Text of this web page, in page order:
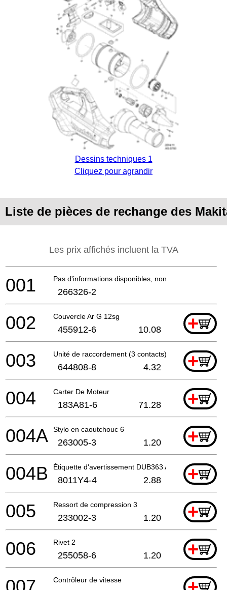
Dessins techniques 1
Cliquez pour agrandir
Liste de pièces de rechange des
Les prix affichés incluent la TVA
Pas d'informations disponibles, non commandable
001 266326-2
Couvercle Ar G 12sg +
002 455912-6 10.08
Unité de raccordement (3 contacts) +
003 644808-8 4.32
Carter De Moteur +
004 183A81-6 71.28
Stylo en caoutchouc 6 +
004A 263005-3 1.20
Étiquette d'avertissement DUB363 A +
004B 8011Y4-4 2.88
Ressort de compression 3 +
005 233002-3 1.20
Rivet 2 +
006 255058-6 1.20
Contrôleur de vitesse